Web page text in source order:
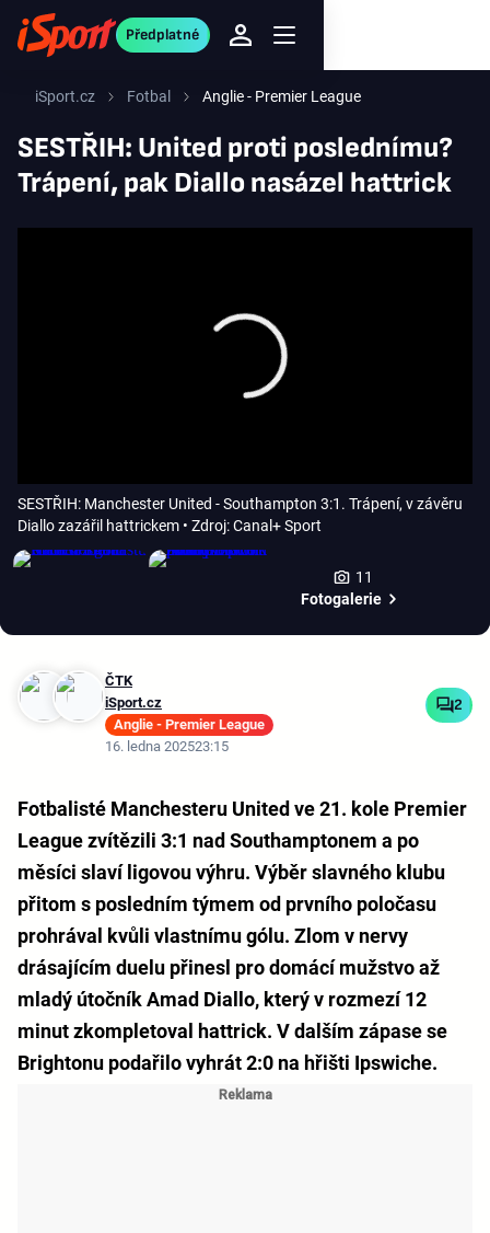
Předplatné
iSport.cz Fotbal Anglie - Premier League
SESTŘIH: United proti poslednímu?
Trápení, pak Diallo nasázel hattrick
SESTŘIH: Manchester United - Southampton 3:1. Trápení, v závěru
Diallo zazářil hattrickem • Zdroj: Canal+ Sport
11
Fotogalerie
ČTK
iSport.cz
Anglie - Premier League
16. ledna 202523:15
2
Fotbalisté Manchesteru United ve 21. kole Premier
League zvítězili 3:1 nad Southamptonem a po
měsíci slaví ligovou výhru. Výběr slavného klubu
přitom s posledním týmem od prvního poločasu
prohrával kvůli vlastnímu gólu. Zlom v nervy
drásajícím duelu přinesl pro domácí mužstvo až
mladý útočník Amad Diallo, který v rozmezí 12
minut zkompletoval hattrick. V dalším zápase se
Brightonu podařilo vyhrát 2:0 na hřišti Ipswiche.